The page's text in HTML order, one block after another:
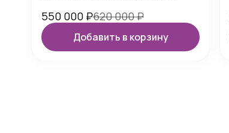
550 000 ₽620 000₽
Добавить в корзину